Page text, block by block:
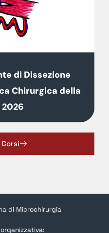
di Dissezione
Chirurgica della
2026
di Microchirurgia